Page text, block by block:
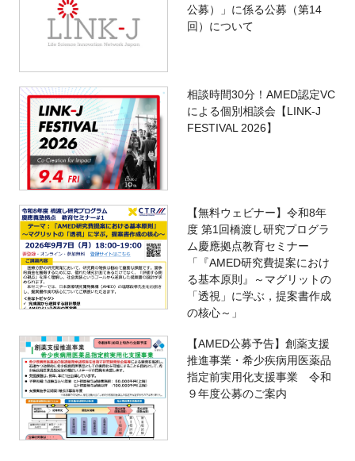
公募）」に係る公募（第14
回）について
相談時間30分！AMED認定VC
による個別相談会【LINK-J
FESTIVAL 2026】
【無料ウェビナー】令和8年
度 第1回橋渡し研究プログラ
ム慶應拠点教育セミナー
「『AMED研究費提案におけ
る基本原則』～マグリットの
「透視」に学ぶ，提案書作成
の核心～」
【AMED公募予告】創薬支援
推進事業・希少疾病用医薬品
指定前実用化支援事業 令和
９年度公募のご案内